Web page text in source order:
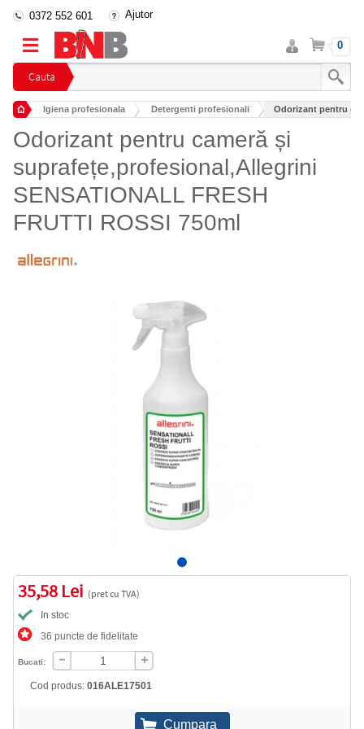
Cauta
0372 552 601 Ajutor
Intra
in
cont
Cos 0
Igiena profesionala
Detergenti profesionali
Odorizant pentru
Odorizant pentru cameră și
suprafețe,profesional,Allegrini
SENSATIONALL FRESH
FRUTTI ROSSI 750ml
35,58 Lei (pret cu TVA)
In stoc
36 puncte de fidelitate
Bucati:
Cod produs: 016ALE17501